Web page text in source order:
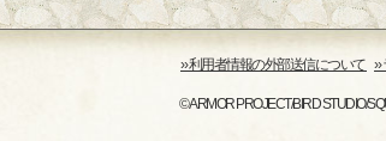
›› 利用者情報の外部送信について
© ARMOR PROJECT/BIRD STUDIO/